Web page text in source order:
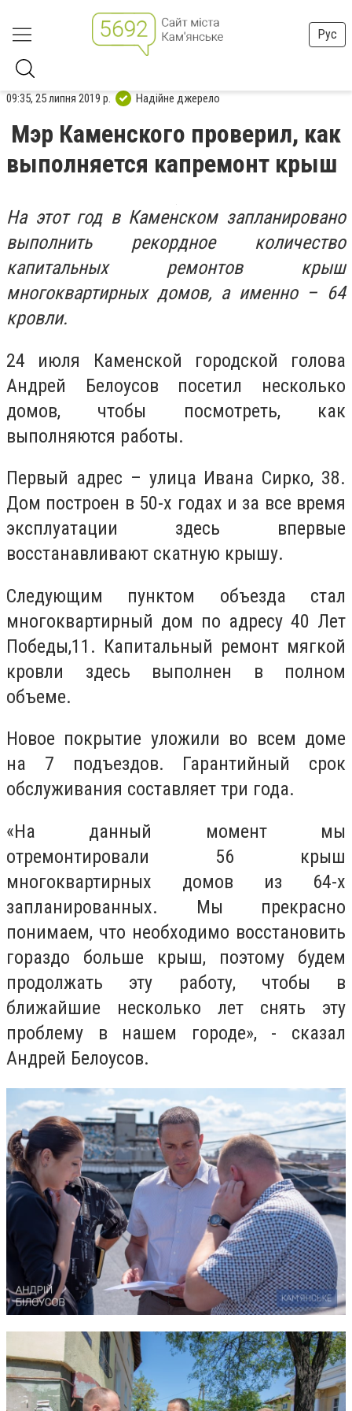
Рус
09:35, 25 липня 2019 р. Надійне джерело
Мэр Каменского проверил, как
выполняется капремонт крыш
На этот год в Каменском запланировано
выполнить рекордное количество
капитальных ремонтов крыш
многоквартирных домов, а именно – 64
кровли.
24 июля Каменской городской голова
Андрей Белоусов посетил несколько
домов, чтобы посмотреть, как
выполняются работы.
Первый адрес – улица Ивана Сирко, 38.
Дом построен в 50-х годах и за все время
эксплуатации здесь впервые
восстанавливают скатную крышу.
Следующим пунктом объезда стал
многоквартирный дом по адресу 40 Лет
Победы,11. Капитальный ремонт мягкой
кровли здесь выполнен в полном
объеме.
Новое покрытие уложили во всем доме
на 7 подъездов. Гарантийный срок
обслуживания составляет три года.
«На данный момент мы
отремонтировали 56 крыш
многоквартирных домов из 64-х
запланированных. Мы прекрасно
понимаем, что необходимо восстановить
гораздо больше крыш, поэтому будем
продолжать эту работу, чтобы в
ближайшие несколько лет снять эту
проблему в нашем городе», - сказал
Андрей Белоусов.